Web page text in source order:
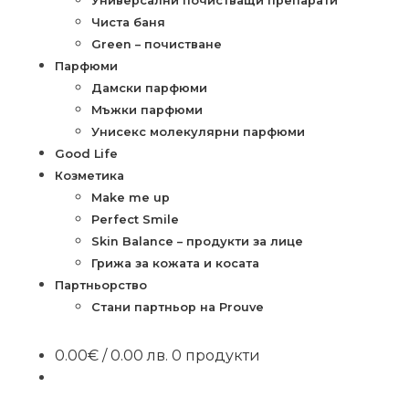
Чиста баня
Green – почистване
Парфюми
Дамски парфюми
Мъжки парфюми
Унисекс молекулярни парфюми
Good Life
Козметика
Make me up
Perfect Smile
Skin Balance – продукти за лице
Грижа за кожата и косата
Партньорство
Стани партньор на Prouve
0.00€ / 0.00 лв. 0 продукти